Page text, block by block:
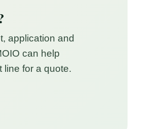
application and
can help
line for a quote.